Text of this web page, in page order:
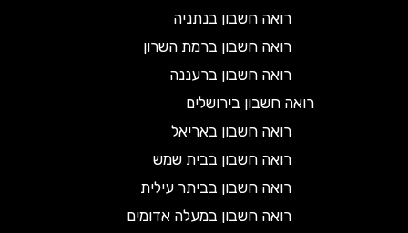
רואה חשבון בנתניה
רואה חשבון ברמת השרון
רואה חשבון ברעננה
רואה חשבון בירושלים
רואה חשבון באריאל
רואה חשבון בבית שמש
רואה חשבון בביתר עילית
רואה חשבון במעלה אדומים